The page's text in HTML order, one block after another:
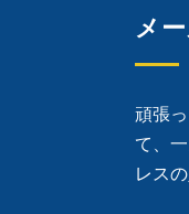
メ
頑張
て、
レス